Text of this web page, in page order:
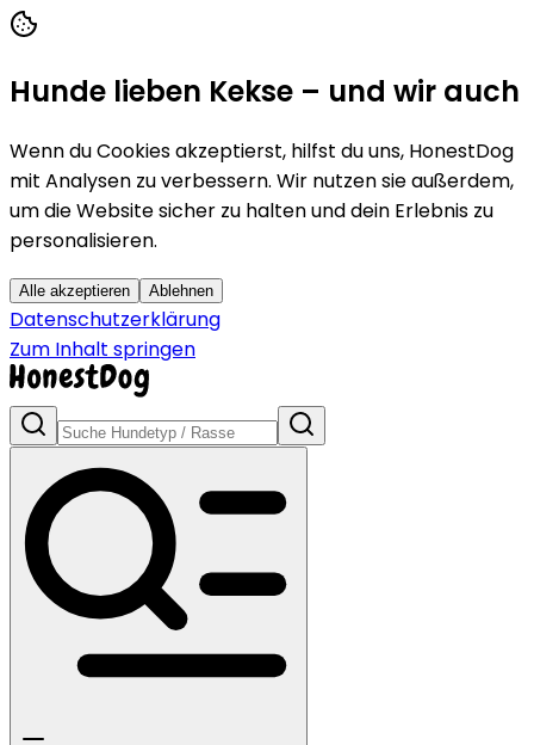
Hunde lieben Kekse – und wir auch
Wenn du Cookies akzeptierst, hilfst du uns, HonestDog
mit Analysen zu verbessern. Wir nutzen sie außerdem,
um die Website sicher zu halten und dein Erlebnis zu
personalisieren.
Alle akzeptieren Ablehnen
Datenschutzerklärung
Zum Inhalt springen